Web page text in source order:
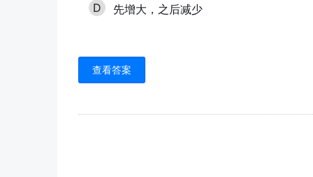
D 先增大，之后减少
查看答案